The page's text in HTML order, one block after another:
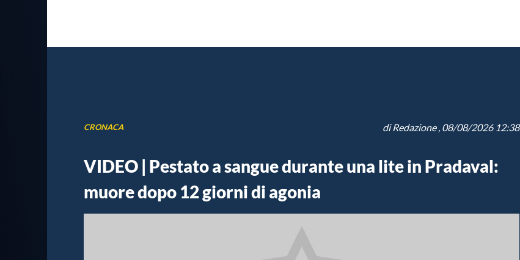
CRONACA diRedazione, 08/08/2026 12:38
VIDEO | Pestato a sangue durante una lite in Pradaval:
muore dopo 12 giorni di agonia